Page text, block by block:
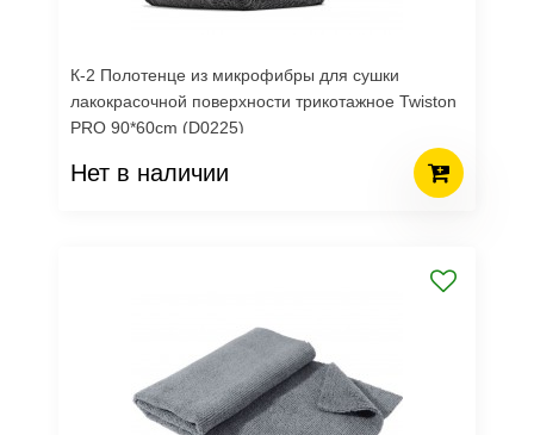
К-2 Полотенце из микрофибры для сушки
лакокрасочной поверхности трикотажное Twiston
PRO 90*60cm (D0225)
Нет в наличии